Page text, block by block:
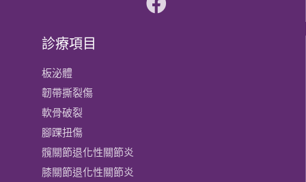
診療項目
板泌體
韌帶撕裂傷
軟骨破裂
腳踝扭傷
髖關節退化性關節炎
膝關節​退化性關節炎